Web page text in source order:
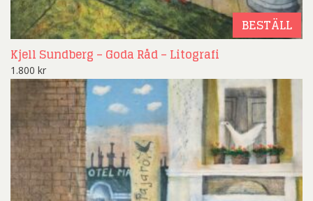
BESTÄLL
Kjell Sundberg – Goda Råd – Litografi
1.800 kr